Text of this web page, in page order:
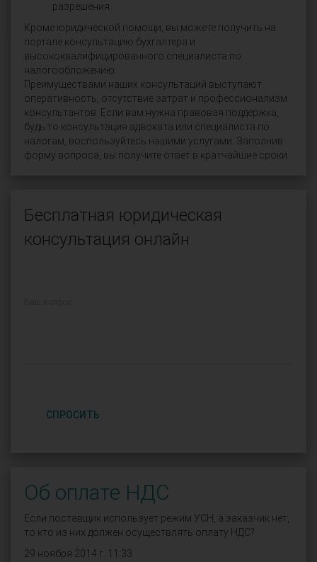
разрешения.
Кроме юридической помощи, вы можете получить на
портале консультацию бухгалтера и
высококвалифицированного специалиста по
налогообложению.
Преимуществами наших консультаций выступают
оперативность, отсутствие затрат и профессионализм
консультантов. Если вам нужна правовая поддержка,
будь то консультация адвоката или специалиста по
налогам, воспользуйтесь нашими услугами. Заполнив
форму вопроса, вы получите ответ в кратчайшие сроки.
Бесплатная юридическая
консультация онлайн
СПРОСИТЬ
Об оплате НДС
Если поставщик использует режим УСН, а заказчик нет,
то кто из них должен осуществлять оплату НДС?
29 ноября 2014 г. 11:33